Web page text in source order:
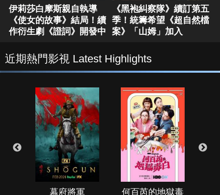
伊莉莎白摩斯親自執導
《使女的故事》結局！續
作衍生劇《證詞》開發中
《黑袍糾察隊》續訂第五
季！統籌希望《超自然檔
案》「山姆」加入
近期熱門影視 Latest Highlights
幕府將軍
何百芮的地獄毒